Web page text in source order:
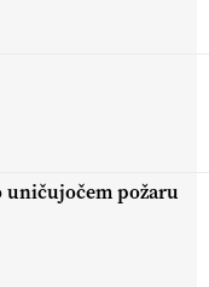
uničujočem požaru